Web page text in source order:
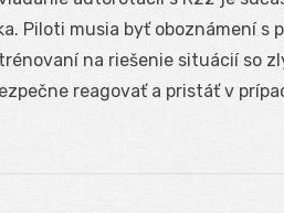
Piloti musia byť oboznámení s
na riešenie situácií so
reagovať a pristáť v